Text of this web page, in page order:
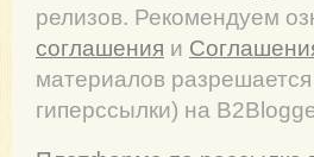
релизов. Рекомендуем
соглашения и
материалов
гиперссылки) на